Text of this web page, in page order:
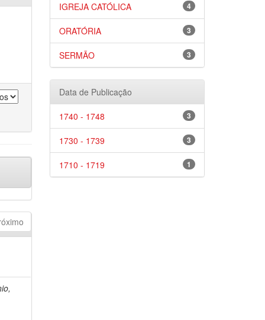
4
IGREJA CATÓLICA
3
ORATÓRIA
3
SERMÃO
Data de Publicação
3
1740 - 1748
3
1730 - 1739
1
1710 - 1719